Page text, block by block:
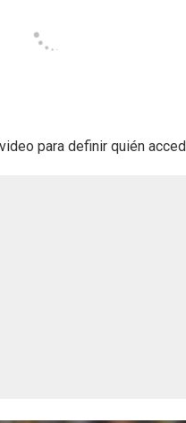
para definir quién